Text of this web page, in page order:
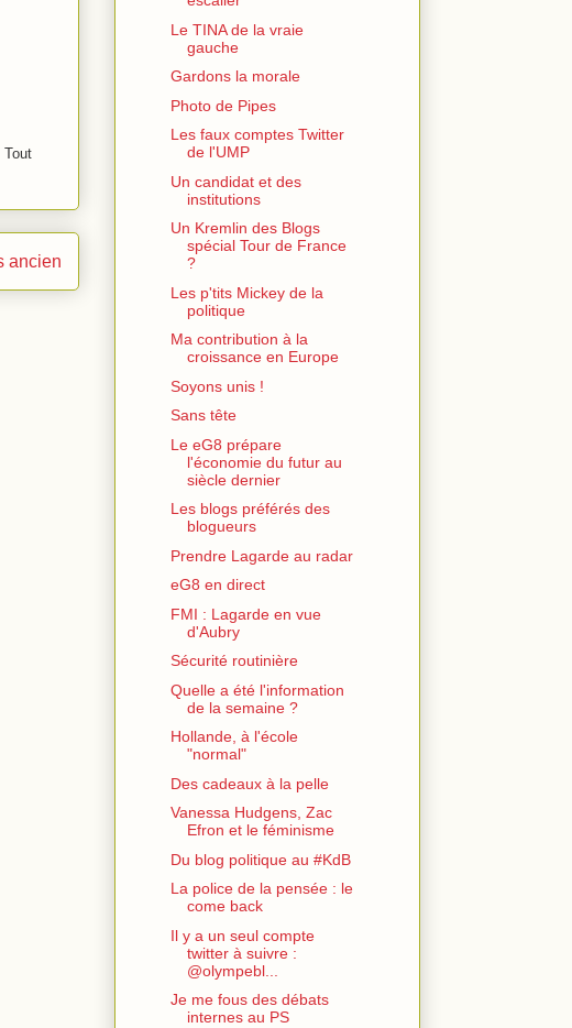
Tout
ancien
Le TINA de la vraie
gauche
Gardons la morale
Photo de Pipes
Les faux comptes Twitter
de l'UMP
Un candidat et des
institutions
Un Kremlin des Blogs
spécial Tour de France
?
Les p'tits Mickey de la
politique
Ma contribution à la
croissance en Europe
Soyons unis !
Sans tête
Le eG8 prépare
l'économie du futur au
siècle dernier
Les blogs préférés des
blogueurs
Prendre Lagarde au radar
eG8 en direct
FMI : Lagarde en vue
d'Aubry
Sécurité routinière
Quelle a été l'information
de la semaine ?
Hollande, à l'école
"normal"
Des cadeaux à la pelle
Vanessa Hudgens, Zac
Efron et le féminisme
Du blog politique au #KdB
La police de la pensée : le
come back
Il y a un seul compte
twitter à suivre :
@olympebl...
Je me fous des débats
internes au PS